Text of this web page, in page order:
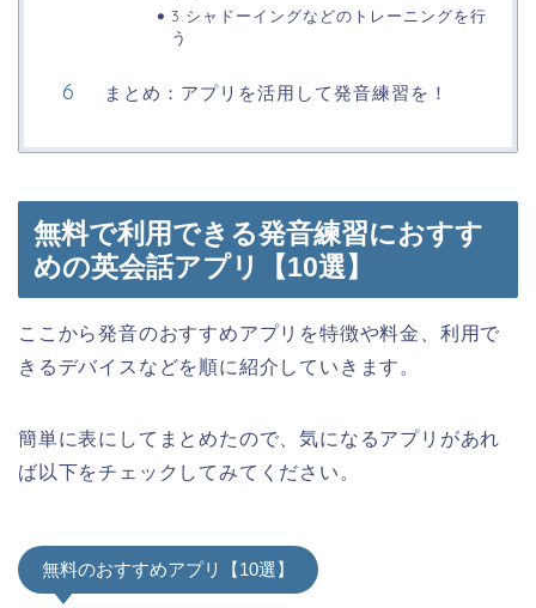
3.シャドーイングなどのトレーニングを行
う
まとめ：アプリを活用して発音練習を！
無料で利用できる発音練習におすす
めの英会話アプリ【10選】
ここから発音のおすすめアプリを特徴や料金、利用で
きるデバイスなどを順に紹介していきます。
簡単に表にしてまとめたので、気になるアプリがあれ
ば以下をチェックしてみてください。
無料のおすすめアプリ【10選】